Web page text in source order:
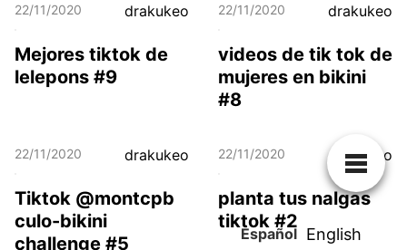
22/11/2020 drakukeo
Mejores tiktok de
lelepons #9
22/11/2020 drakukeo
videos de tik tok de
mujeres en bikini
#8
22/11/2020 drakukeo
Tiktok @montcpb
culo-bikini
challenge #5
22/11/2020 drakukeo
planta tus nalgas
tiktok #2
Español English